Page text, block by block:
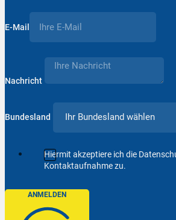
E-Mail
Nachricht
Bundesland
Hiermit akzeptiere ich die
Kontaktaufnahme zu.
ANMELDEN